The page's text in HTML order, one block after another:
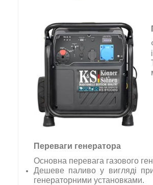
Переваги генератора
Основна перевага газового
Дешеве паливо у вигляді
генераторними установками.